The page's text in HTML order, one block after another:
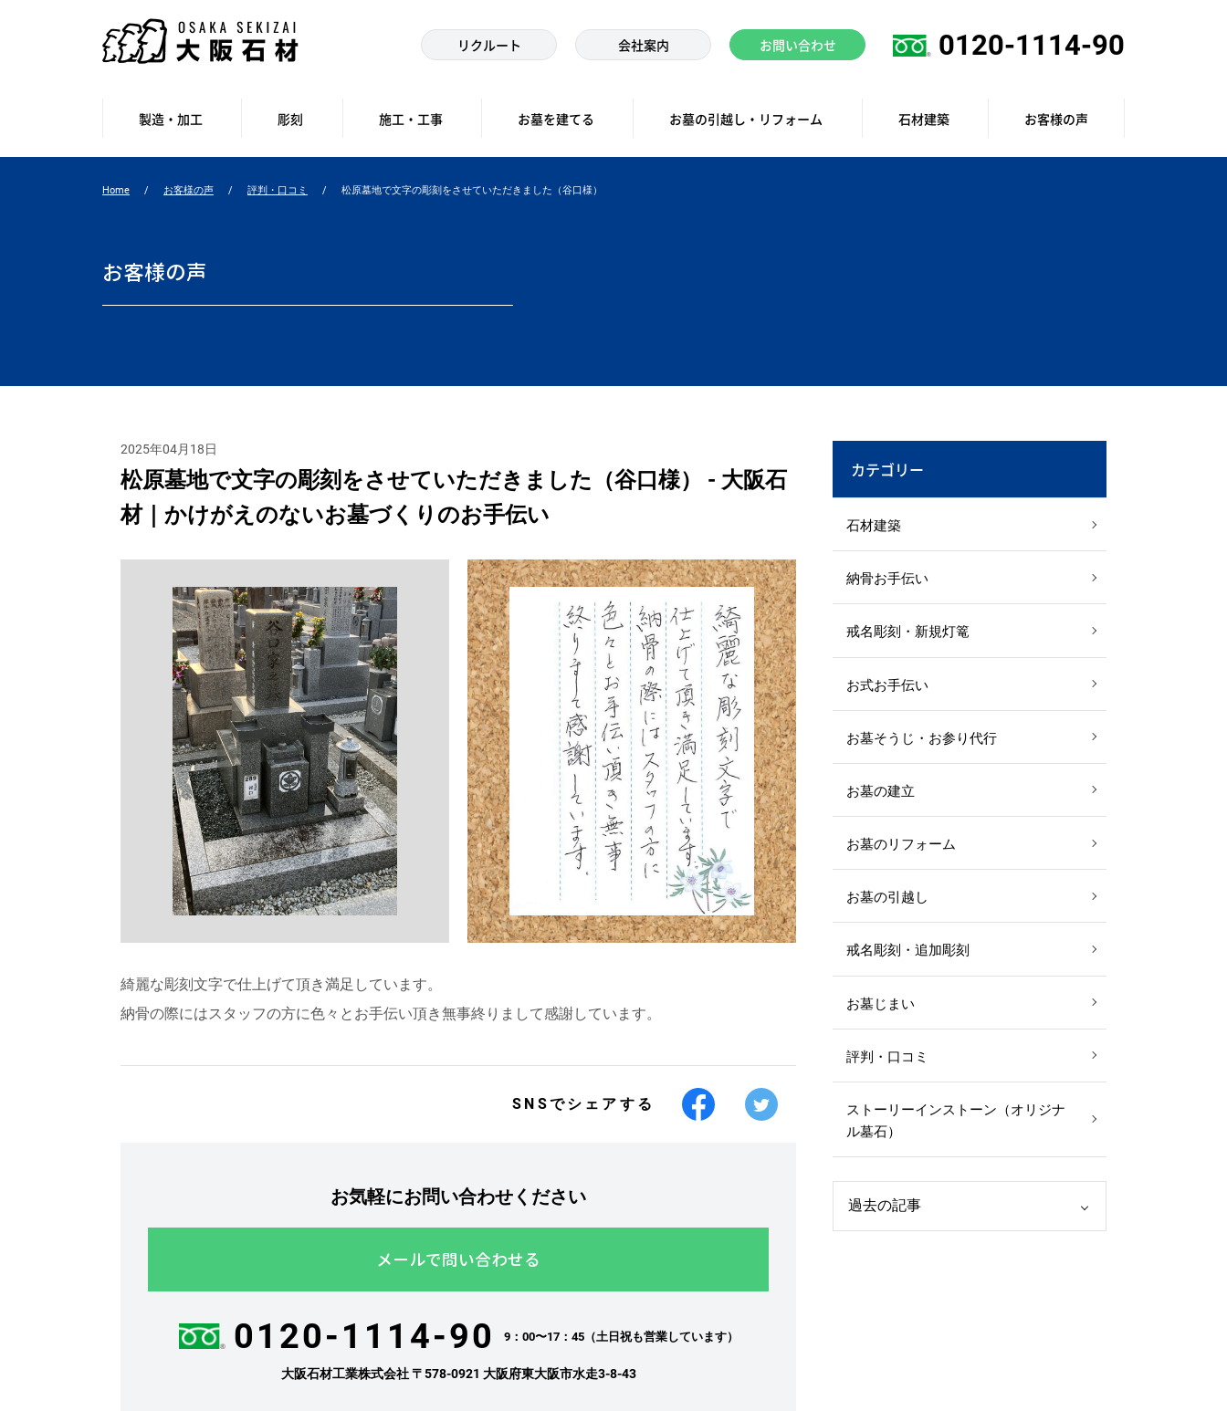
リクルート 会社案内 お問い合わせ 0120-1114-90
製造・加工 彫刻 施工・工事 お墓を建てる お墓の引越し・リフォーム 石材建築 お客様の声
Home お客様の声 評判・口コミ 松原墓地で文字の彫刻をさせていただきました（谷口様）
お客様の声
2025年04月18日
松原墓地で文字の彫刻をさせていただきました（谷口様） - 大阪石
材｜かけがえのないお墓づくりのお手伝い
綺麗な彫刻文字で仕上げて頂き満足しています。
納骨の際にはスタッフの方に色々とお手伝い頂き無事終りまして感謝しています。
SNSでシェアする
お気軽にお問い合わせください
メールで問い合わせる
0120-1114-90 9：00〜17：45（土日祝も営業しています）
大阪石材工業株式会社〒578-0921 大阪府東大阪市水走3-8-43
カテゴリー
石材建築
納骨お手伝い
戒名彫刻・新規灯篭
お式お手伝い
お墓そうじ・お参り代行
お墓の建立
お墓のリフォーム
お墓の引越し
戒名彫刻・追加彫刻
お墓じまい
評判・口コミ
ストーリーインストーン（オリジナ
ル墓石）